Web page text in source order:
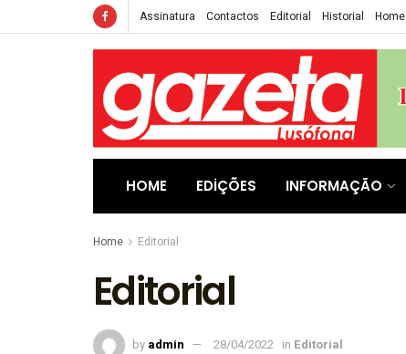
Assinatura Contactos Editorial Historial Home
HOME EDIÇÕES INFORMAÇÃO
Home Editorial
Editorial
by admin 28/04/2022 in Editorial